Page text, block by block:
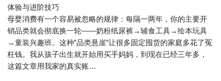
体验与进阶技巧
母婴消费有一个容易被忽略的规律：每隔一两年，你的主要开
销品类就会彻底换一轮——奶粉纸尿裤→辅食工具→绘本玩具
→童装兴趣班。这种”品类悬崖”让很多固定囤货的家庭多花了冤
枉钱。我从孩子出生就开始用买手妈妈，到现在已经三年多，
这篇文章用我家的真实账…